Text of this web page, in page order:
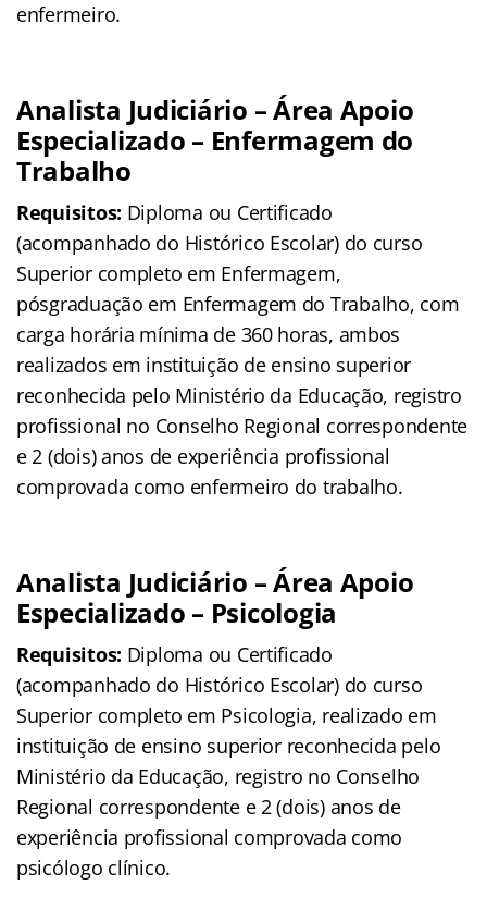
enfermeiro.
Analista Judiciário – Área Apoio
Especializado – Enfermagem do
Trabalho
Requisitos: Diploma ou Certificado
(acompanhado do Histórico Escolar) do curso
Superior completo em Enfermagem,
pósgraduação em Enfermagem do Trabalho, com
carga horária mínima de 360 horas, ambos
realizados em instituição de ensino superior
reconhecida pelo Ministério da Educação, registro
profissional no Conselho Regional correspondente
e 2 (dois) anos de experiência profissional
comprovada como enfermeiro do trabalho.
Analista Judiciário – Área Apoio
Especializado – Psicologia
Requisitos: Diploma ou Certificado
(acompanhado do Histórico Escolar) do curso
Superior completo em Psicologia, realizado em
instituição de ensino superior reconhecida pelo
Ministério da Educação, registro no Conselho
Regional correspondente e 2 (dois) anos de
experiência profissional comprovada como
psicólogo clínico.